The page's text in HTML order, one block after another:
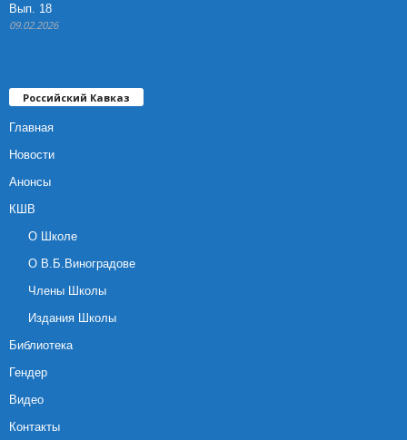
Вып. 18
09.02.2026
Российский Кавказ
Главная
Новости
Анонсы
КШВ
О Школе
О В.Б.Виноградове
Члены Школы
Издания Школы
Библиотека
Гендер
Видео
Контакты